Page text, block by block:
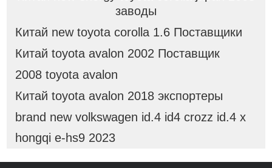
заводы
Китай new toyota corolla 1.6 Поставщики
Китай toyota avalon 2002 Поставщик
2008 toyota avalon
Китай toyota avalon 2018 экспортеры
brand new volkswagen id.4 id4 crozz id.4 x
hongqi e-hs9 2023